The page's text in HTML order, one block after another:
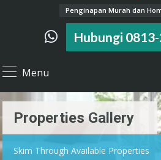
Penginapan Murah dan
Hubungi
Menu
Properties Gallery
Skim Through Available Properties